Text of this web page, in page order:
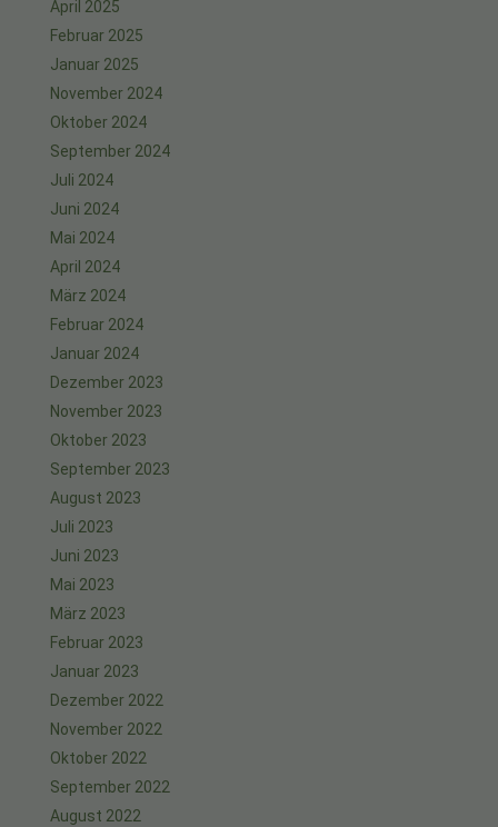
April 2025
Februar 2025
Januar 2025
November 2024
Oktober 2024
September 2024
Juli 2024
Juni 2024
Mai 2024
April 2024
März 2024
Februar 2024
Januar 2024
Dezember 2023
November 2023
Oktober 2023
September 2023
August 2023
Juli 2023
Juni 2023
Mai 2023
März 2023
Februar 2023
Januar 2023
Dezember 2022
November 2022
Oktober 2022
September 2022
August 2022